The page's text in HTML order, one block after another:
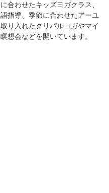
合わせたキッズヨガクラス、
指導、季節に合わせたアーユ
り入れたクリパルヨガやマイ